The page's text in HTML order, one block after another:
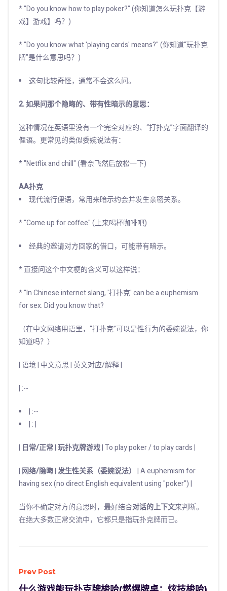
* "Do you know how to play poker?" (你知道怎么玩扑克【游
戏】游戏】吗？)
* "Do you know what 'playing cards' means?" (你知道“玩扑克
牌”是什么意思吗？)
这句比较奇怪，通常不会这么问。
2. 如果问那个隐晦的、带有性暗示的意思：
这种情况在英语里没有一个完全对应的、“打扑克”字面翻译的
俚语。更常见的类似委婉说法有：
* "Netflix and chill" (看奈飞然后放松一下)
AA扑克
现代流行俚语，常用来暗示约会并发生亲密关系。
* "Come up for coffee" (上来喝杯咖啡吧)
经典的邀请对方回家的借口，可能带有暗示。
* 直接问这个中文梗的含义可以这样说：
* "In Chinese internet slang, '打扑克' can be a euphemism
for sex. Did you know that?
（在中文网络用语里，“打扑克”可以是性行为的委婉说法，你
知道吗？）
| 语境 | 中文意思 | 英文对应/解释 |
| :--
| :--
| : |
| 日常/正常|玩扑克牌游戏| To play poker / to play cards |
| 网络/隐晦|发生性关系（委婉说法） | A euphemism for
having sex (no direct English equivalent using "poker") |
当你不确定对方的意思时，最好结合对话的上下文来判断。
在绝大多数正常交流中，它都只是指玩扑克牌而已。
Prev Post